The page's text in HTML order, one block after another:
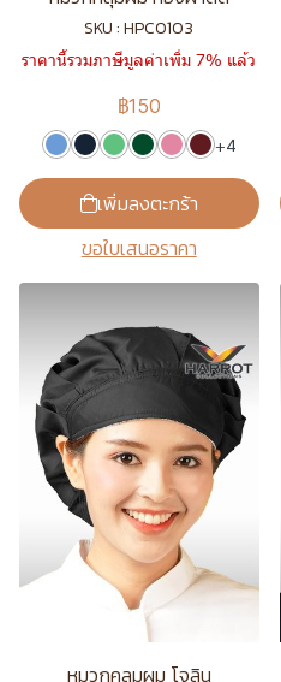
SKU : HPC0103
ราคานี้รวมภาษีมูลค่าเพิ่ม 7% แล้ว
฿150
+4
เพิ่มลงตะกร้า
ขอใบเสนอราคา
หมวกคลุมผม โจลิน